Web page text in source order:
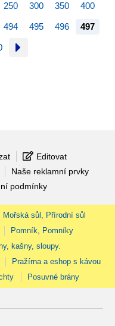
250 300 350 400
494 495 496 497
Editovat
Naše reklamní prvky
podmínky
Mořská sůl, Přírodní sůl
Pomník, Pomníky
kašny, sloupy.
Pražírna a eshop s kávou
Posuvné brány